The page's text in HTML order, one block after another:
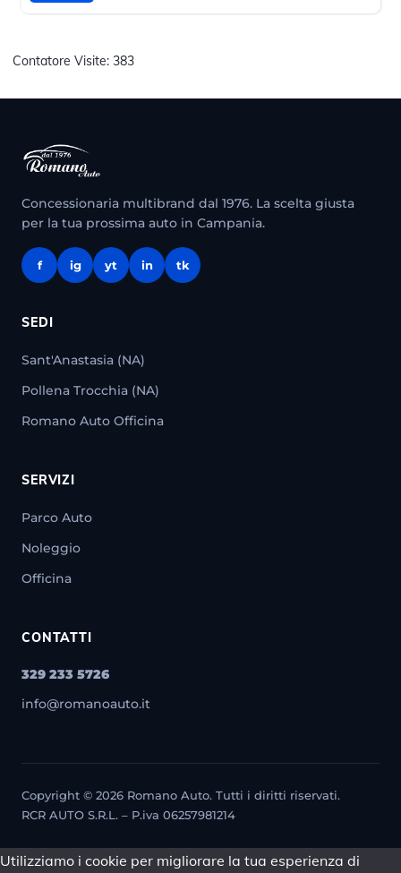
Contatore Visite: 383
Concessionaria multibrand dal 1976. La scelta giusta
per la tua prossima auto in Campania.
f ig yt in tk
SEDI
Sant'Anastasia (NA)
Pollena Trocchia (NA)
Romano Auto Officina
SERVIZI
Parco Auto
Noleggio
Officina
CONTATTI
329 233 5726
info@romanoauto.it
Copyright © 2026 Romano Auto. Tutti i diritti riservati.
RCR AUTO S.R.L. – P.iva 06257981214
Utilizziamo i cookie per migliorare la tua esperienza di